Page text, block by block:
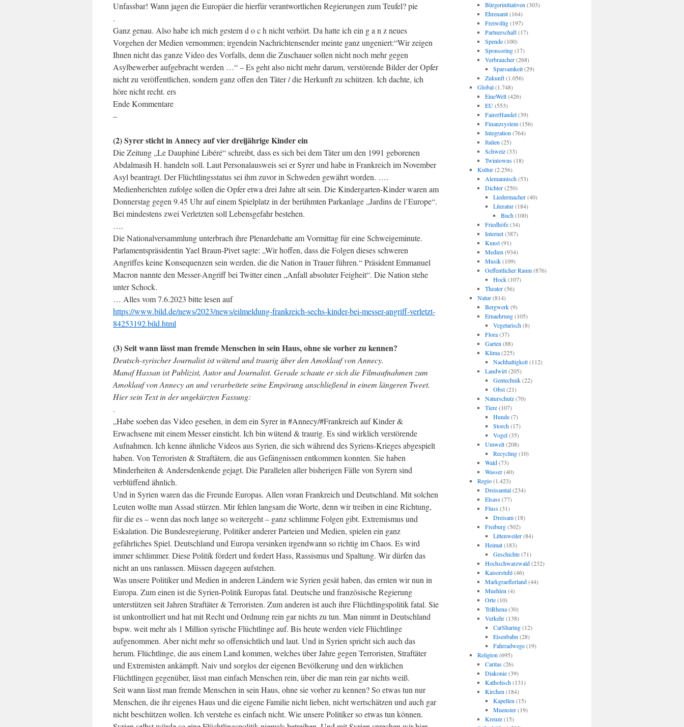
Unfassbar! Wann jagen die Europäer die hierfür verantwortlichen Regierungen zum Teufel? pie
.
Ganz genau. Also habe ich mich gestern d o c h nicht verhört. Da hatte ich ein g a n z neues
Vorgehen der Medien vernommen; irgendein Nachrichtensender meinte ganz ungeniert:“Wir zeigen
Ihnen nicht das ganze Video des Vorfalls, denn die Zuschauer sollen nicht noch mehr gegen
Asylbewerber aufgebracht werden …“ – Es geht also nicht mehr darum, verstörende Bilder der Opfer
nicht zu veröffentlichen, sondern ganz offen den Täter / die Herkunft zu schützen. Ich dachte, ich
höre nicht recht. ers
Ende Kommentare
–
(2) Syrer sticht in Annecy auf vier dreijährige Kinder ein
Die Zeitung „Le Dauphiné Libéré“ schreibt, dass es sich bei dem Täter um den 1991 geborenen
Abdalmasih H. handeln soll. Laut Personalausweis sei er Syrer und habe in Frankreich im November
Asyl beantragt. Der Flüchtlingsstatus sei ihm zuvor in Schweden gewährt worden. ….
Medienberichten zufolge sollen die Opfer etwa drei Jahre alt sein. Die Kindergarten-Kinder waren am
Donnerstag gegen 9.45 Uhr auf einem Spielplatz in der berühmten Parkanlage „Jardins de l’Europe“.
Bei mindestens zwei Verletzten soll Lebensgefahr bestehen.
….
Die Nationalversammlung unterbrach ihre Plenardebatte am Vormittag für eine Schweigeminute.
Parlamentspräsidentin Yael Braun-Pivet sagte: „Wir hoffen, dass die Folgen dieses schweren
Angriffes keine Konsequenzen sein werden, die die Nation in Trauer führen.“ Präsident Emmanuel
Macron nannte den Messer-Angriff bei Twitter einen „Anfall absoluter Feigheit“. Die Nation stehe
unter Schock.
… Alles vom 7.6.2023 bitte lesen auf
https://www.bild.de/news/2023/news/eilmeldung-frankreich-sechs-kinder-bei-messer-angriff-verletzt-
84253192.bild.html
(3) Seit wann lässt man fremde Menschen in sein Haus, ohne sie vorher zu kennen?
Deutsch-syrischer Journalist ist wütend und traurig über den Amoklauf von Annecy.
Manaf Hassan ist Publizist, Autor und Journalist. Gerade schaute er sich die Filmaufnahmen zum
Amoklauf von Annecy an und verarbeitete seine Empörung anschließend in einem längeren Tweet.
Hier sein Text in der ungekürzten Fassung:
.
„Habe soeben das Video gesehen, in dem ein Syrer in #Annecy/#Frankreich auf Kinder &
Erwachsene mit einem Messer einsticht. Ich bin wütend & traurig. Es sind wirklich verstörende
Aufnahmen. Ich kenne ähnliche Videos aus Syrien, die sich während des Syriens-Krieges abgespielt
haben. Von Terroristen & Straftätern, die aus Gefängnissen entkommen konnten. Sie haben
Minderheiten & Andersdenkende gejagt. Die Parallelen aller bisherigen Fälle von Syrern sind
verblüffend ähnlich.
Und in Syrien waren das die Freunde Europas. Allen voran Frankreich und Deutschland. Mit solchen
Leuten wollte man Assad stürzen. Mir fehlen langsam die Worte, denn wir treiben in eine Richtung,
für die es – wenn das noch lange so weitergeht – ganz schlimme Folgen gibt. Extremismus und
Eskalation. Die Bundesregierung, Politiker anderer Parteien und Medien, spielen ein ganz
gefährliches Spiel. Deutschland und Europa versinken irgendwann so richtig im Chaos. Es wird
immer schlimmer. Diese Politik fördert und fordert Hass, Rassismus und Spaltung. Wir dürfen das
nicht an uns ranlassen. Müssen dagegen aufstehen.
Was unsere Politiker und Medien in anderen Ländern wie Syrien gesät haben, das ernten wir nun in
Europa. Zum einen ist die Syrien-Politik Europas fatal. Deutsche und französische Regierung
unterstützen seit Jahren Straftäter & Terroristen. Zum anderen ist auch ihre Flüchtlingspolitik fatal. Sie
ist unkontrolliert und hat mit Recht und Ordnung rein gar nichts zu tun. Man nimmt in Deutschland
bspw. weit mehr als 1 Million syrische Flüchtlinge auf. Bis heute werden viele Flüchtlinge
aufgenommen. Aber nicht mehr so offensichtlich und laut. Und in Syrien spricht sich auch das
herum. Flüchtlinge, die aus einem Land kommen, welches über Jahre gegen Terroristen, Straftäter
und Extremisten ankämpft. Naiv und sorglos der eigenen Bevölkerung und den wirklichen
Flüchtlingen gegenüber, lässt man einfach Menschen rein, über die man rein gar nichts weiß.
Seit wann lässt man fremde Menschen in sein Haus, ohne sie vorher zu kennen? So etwas tun nur
Menschen, die ihr eigenes Haus und die eigene Familie nicht lieben, nicht wertschätzen und auch gar
nicht beschützen wollen. Ich verstehe es einfach nicht. Wie unsere Politiker so etwas tun können.
Bürgerinitiativen (303)
Ehrenamt(164)
Freiwillig(197)
Partnerschaft(17)
Spende(100)
Sponsoring(17)
Verbraucher(268)
Sparsamkeit(29)
Zukunft(1.056)
Global(1.748)
EineWelt(426)
EU(553)
FairerHandel(39)
Finanzsystem(156)
Integration (764)
Italien (25)
Schweiz(33)
Twintowns(18)
Kultur(2.256)
Alemannisch(53)
Dichter(250)
Liedermacher(40)
Literatur(184)
Buch(100)
Friedhöfe(34)
Internet(387)
Kunst(91)
Medien (934)
Musik(109)
Oeffentlicher Raum(876)
Hock(107)
Theater(56)
Natur(814)
Bergwerk(9)
Ernaehrung(105)
Vegetarisch(8)
Flora(37)
Garten (88)
Klima(225)
Nachhaltigkeit(112)
Landwirt(205)
Gentechnik(22)
Obst(21)
Naturschutz(70)
Tiere(107)
Hunde(7)
Storch(17)
Vogel(35)
Umwelt(208)
Recycling(10)
Wald(73)
Wasser(40)
Regio(1.423)
Dreisamtal(234)
Elsass(77)
Fluss(31)
Dreisam(18)
Freiburg(502)
Littenweiler(84)
Heimat(183)
Geschichte(71)
Hochschwarzwald(232)
Kaiserstuhl(46)
Markgraeflerland(44)
Muehlen (4)
Orte(10)
TriRhena(30)
Verkehr(138)
CarSharing(12)
Eisenbahn (28)
Fahrradwege(19)
Religion (695)
Caritas(26)
Diakonie(39)
Katholisch(131)
Kirchen (184)
Kapellen (15)
Muenster(19)
Kreuze(15)